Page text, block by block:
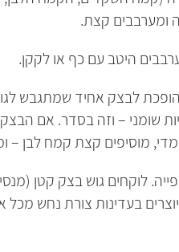
ומערבבים קצת.
היטב עם כף או לקקן.
לבצק אחיד שמתגבש
שומני – וזה בסדר. אם
מוסיפים קצת קמח לבן –
לוקחים גוש בצק קטן